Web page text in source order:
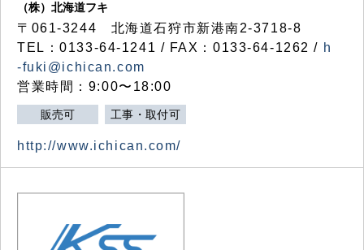
（株）北海道フキ
〒061-3244 北海道石狩市新港南2-3718-8
TEL：0133-64-1241 / FAX：0133-64-1262 / h
-fuki@ichican.com
営業時間：9:00〜18:00
販売可 工事・取付可
http://www.ichican.com/